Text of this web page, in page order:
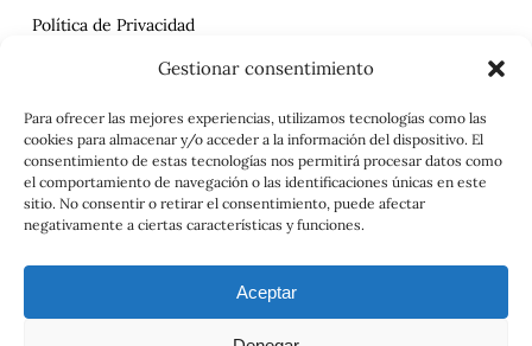
Gestionar consentimiento
Para ofrecer las mejores experiencias, utilizamos tecnologías como las
cookies para almacenar y/o acceder a la información del dispositivo. El
consentimiento de estas tecnologías nos permitirá procesar datos como
el comportamiento de navegación o las identificaciones únicas en este
sitio. No consentir o retirar el consentimiento, puede afectar
negativamente a ciertas características y funciones.
Aceptar
Política de Privacidad
Aviso Legal